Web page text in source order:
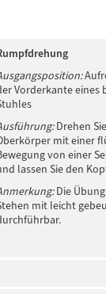
Vorderkante eines
Drehen
mit einer
von einer
lassen Sie den
Die
mit leicht